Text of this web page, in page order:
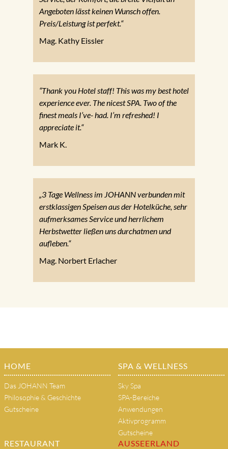
Angeboten lässt keinen Wunsch offen.
Preis/Leistung ist perfekt.“
Mag. Kathy Eissler
“Thank you Hotel staff! This was my best hotel
experience ever. The nicest SPA. Two of the
finest meals I’ve- had. I’m refreshed! I
appreciate it.“
Mark K.
„3 Tage Wellness im JOHANN verbunden mit
erstklassigen Speisen aus der Hotelküche, sehr
aufmerksames Service und herrlichem
Herbstwetter ließen uns durchatmen und
aufleben.“
Mag. Norbert Erlacher
HOME
Das JOHANN Team
Philosophie & Geschichte
Gutscheine
SPA & WELLNESS
Sky Spa
SPA-Bereiche
Anwendungen
Aktivprogramm
Gutscheine
RESTAURANT AUSSEERLAND